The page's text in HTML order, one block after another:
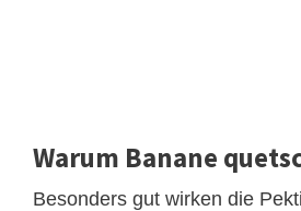
Warum Banane
Besonders gut wirken die